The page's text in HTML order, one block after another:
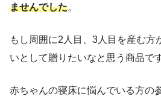
ませんでした。
もし周囲に2人目、3人目を産む方
いとして贈りたいなと思う商品です
赤ちゃんの寝床に悩んでいる方の